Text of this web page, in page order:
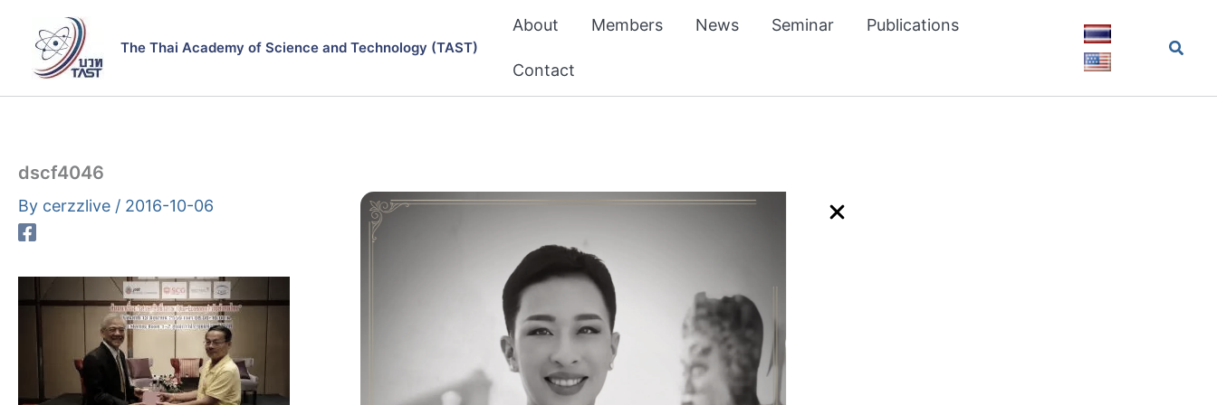
content
The Thai Academy of Science and Technology (TAST)
About Members News Seminar Publications
Contact
dscf4046
By cerzzlive / 2016-10-06